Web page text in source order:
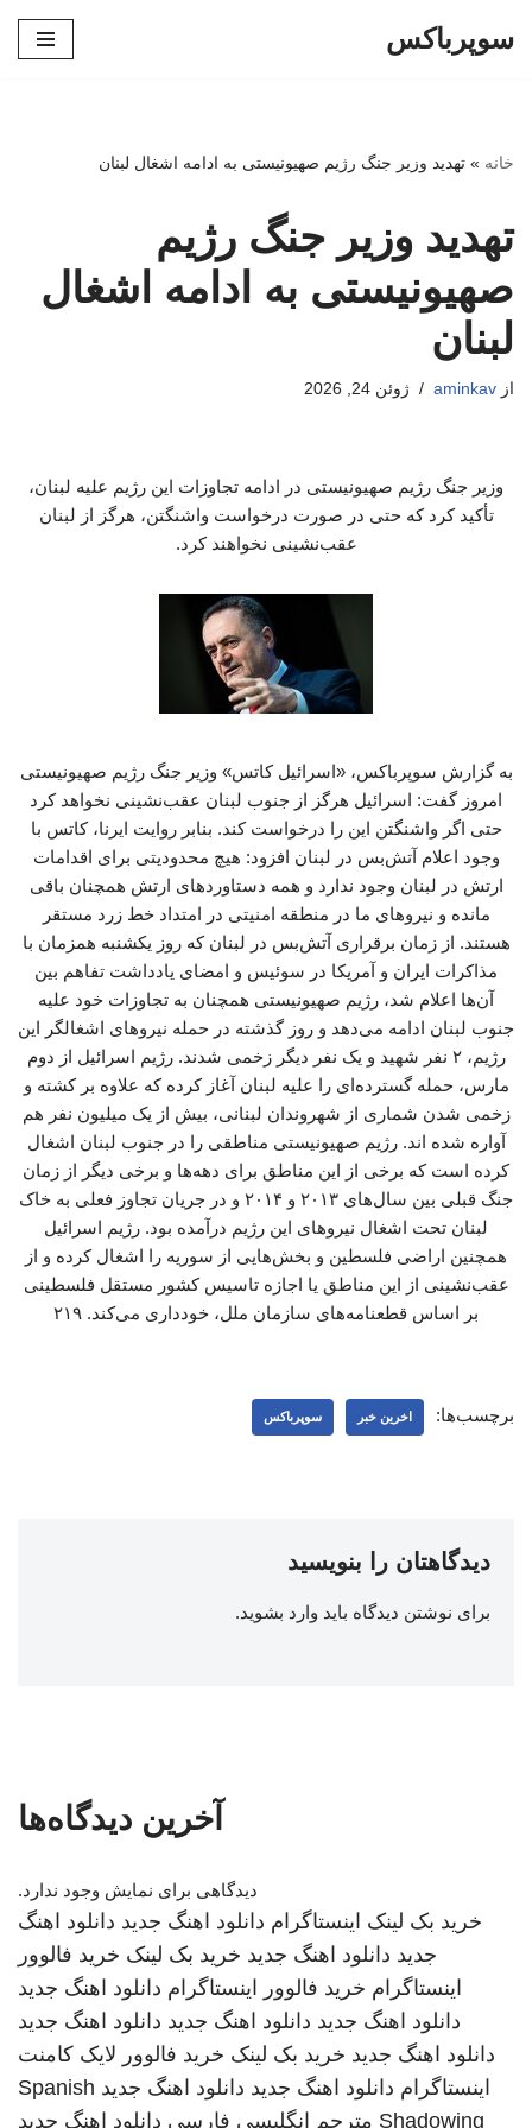
سوپرباکس
خانه » تهدید وزیر جنگ رژیم صهیونیستی به ادامه اشغال لبنان
تهدید وزیر جنگ رژیم
صهیونیستی به ادامه اشغال
لبنان
از aminkav ژوئن 24, 2026
وزیر جنگ رژیم صهیونیستی در ادامه تجاوزات این رژیم علیه لبنان،
تأکید کرد که حتی در صورت درخواست واشنگتن، هرگز از لبنان
عقب‌نشینی نخواهند کرد.
به گزارش سوپرباکس، «اسرائیل کاتس» وزیر جنگ رژیم صهیونیستی
امروز گفت: اسرائیل هرگز از جنوب لبنان عقب‌نشینی نخواهد کرد
حتی اگر واشنگتن این را درخواست کند. بنابر روایت ایرنا، کاتس با
وجود اعلام آتش‌بس در لبنان افزود: هیچ محدودیتی برای اقدامات
ارتش در لبنان وجود ندارد و همه دستاوردهای ارتش همچنان باقی
مانده و نیروهای ما در منطقه امنیتی در امتداد خط زرد مستقر
هستند. از زمان برقراری آتش‌بس در لبنان که روز یکشنبه همزمان با
مذاکرات ایران و آمریکا در سوئیس و امضای یادداشت تفاهم بین
آن‌ها اعلام شد، رژیم صهیونیستی همچنان به تجاوزات خود علیه
جنوب لبنان ادامه می‌دهد و روز گذشته در حمله نیروهای اشغالگر این
رژیم، ۲ نفر شهید و یک نفر دیگر زخمی شدند. رژیم اسرائیل از دوم
مارس، حمله گسترده‌ای را علیه لبنان آغاز کرده که علاوه بر کشته و
زخمی شدن شماری از شهروندان لبنانی، بیش از یک میلیون نفر هم
آواره شده اند. رژیم صهیونیستی مناطقی را در جنوب لبنان اشغال
کرده است که برخی از این مناطق برای دهه‌ها و برخی دیگر از زمان
جنگ قبلی بین سال‌های ۲۰۱۳ و ۲۰۱۴ و در جریان تجاوز فعلی به خاک
لبنان تحت اشغال نیروهای این رژیم درآمده بود. رژیم اسرائیل
همچنین اراضی فلسطین و بخش‌هایی از سوریه را اشغال کرده و از
عقب‌نشینی از این مناطق یا اجازه تاسیس کشور مستقل فلسطینی
بر اساس قطعنامه‌های سازمان ملل، خودداری می‌کند. ۲۱۹
برچسب‌ها: اخرین خبر سوپرباکس
دیدگاهتان را بنویسید
برای نوشتن دیدگاه باید وارد بشوید.
آخرین دیدگاه‌ها
دیدگاهی برای نمایش وجود ندارد.
خرید بک لینک اینستاگرام دانلود اهنگ جدید دانلود اهنگ
جدید دانلود اهنگ جدید خرید بک لینک خرید فالوور
اینستاگرام خرید فالوور اینستاگرام دانلود اهنگ جدید
دانلود اهنگ جدید دانلود اهنگ جدید دانلود اهنگ جدید
دانلود اهنگ جدید خرید بک لینک خرید فالوور لایک کامنت
اینستاگرام دانلود اهنگ جدید دانلود اهنگ جدید Spanish
Shadowing مترجم انگلیسی فارسی دانلود اهنگ جدید